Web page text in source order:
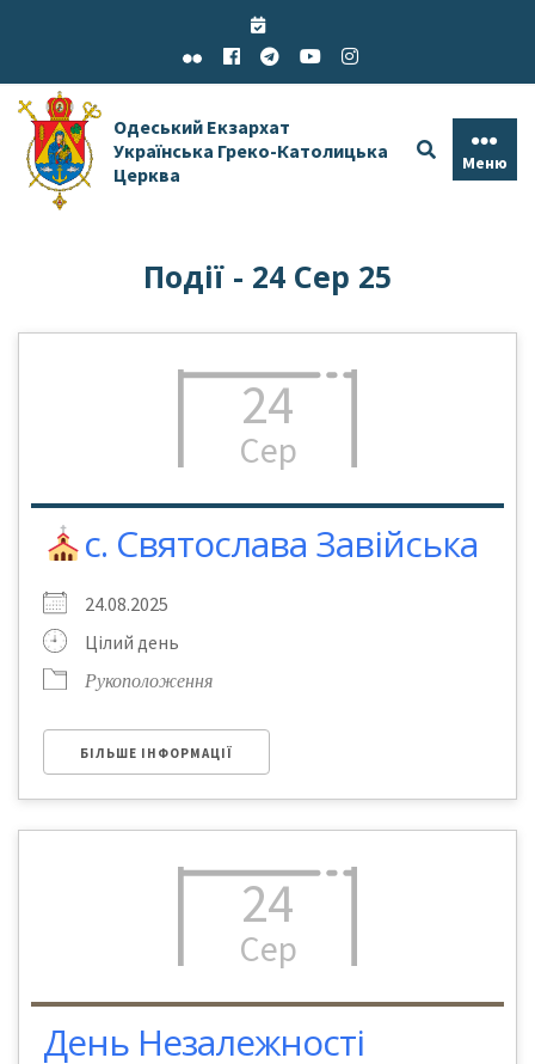
Одеський Екзархат
Українська Греко-Католицька
Церква
Меню
Події - 24 Сер 25
24
Сер
с. Святослава Завійська
24.08.2025
Цілий день
Рукоположення
БІЛЬШЕ ІНФОРМАЦІЇ
24
Сер
День Незалежності